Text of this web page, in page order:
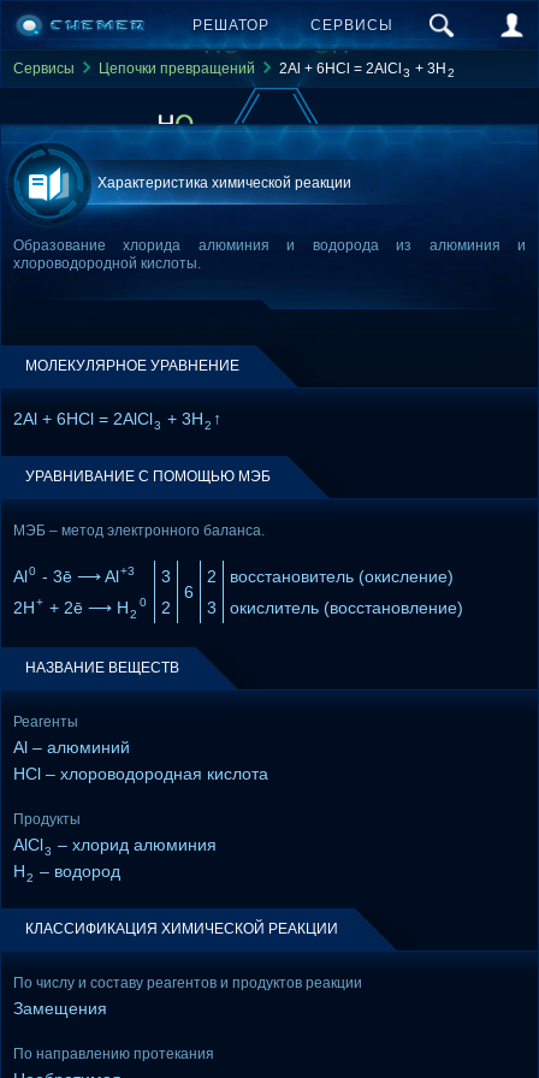
РЕШАТОР СЕРВИСЫ
Сервисы Цепочки превращений 2Al + 6HCl = 2AlCl 3 + 3H 2
Характеристика химической реакции
Образование хлорида алюминия и водорода из алюминия и
хлороводородной кислоты.
МОЛЕКУЛЯРНОЕ УРАВНЕНИЕ
2Al + 6HCl = 2AlCl3 + 3H2 ↑
УРАВНИВАНИЕ С ПОМОЩЬЮ МЭБ
МЭБ – метод электронного баланса.
Al0 - 3ē ⟶ Al+3
3
6
2
восстановитель (окисление)
2H+ + 2ē ⟶ H2
0 2 3 окислитель (восстановление)
НАЗВАНИЕ ВЕЩЕСТВ
Реагенты
Al – алюминий
HCl – хлороводородная кислота
Продукты
AlCl3 – хлорид алюминия
H2 – водород
КЛАССИФИКАЦИЯ ХИМИЧЕСКОЙ РЕАКЦИИ
По числу и составу реагентов и продуктов реакции
Замещения
По направлению протекания